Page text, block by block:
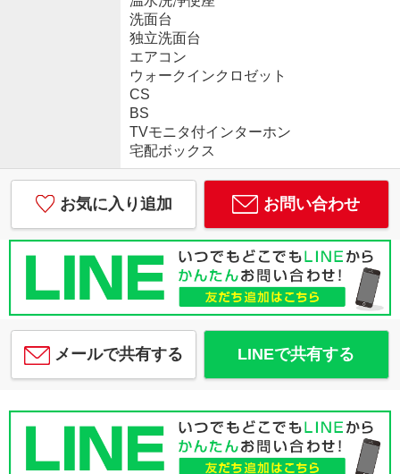
洗面台
独立洗面台
エアコン
ウォークインクロゼット
CS
BS
TVモニタ付インターホン
宅配ボックス
お気に入り追加 お問い合わせ
メールで共有する LINEで共有する